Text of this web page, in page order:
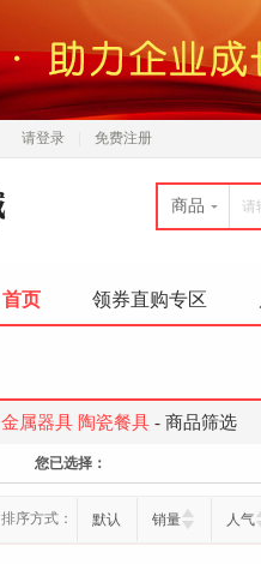
请登录 免费注册
商品
首页 领券直购专区
金属器具 陶瓷餐具 - 商品筛选
您已选择：
排序方式： 默认 销量 人气